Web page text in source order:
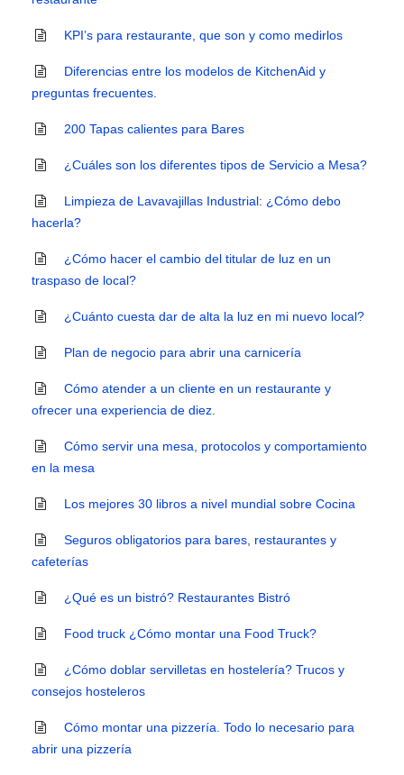
KPI’s para restaurante, que son y como medirlos
Diferencias entre los modelos de KitchenAid y
preguntas frecuentes.
200 Tapas calientes para Bares
¿Cuáles son los diferentes tipos de Servicio a Mesa?
Limpieza de Lavavajillas Industrial: ¿Cómo debo
hacerla?
¿Cómo hacer el cambio del titular de luz en un
traspaso de local?
¿Cuánto cuesta dar de alta la luz en mi nuevo local?
Plan de negocio para abrir una carnicería
Cómo atender a un cliente en un restaurante y
ofrecer una experiencia de diez.
Cómo servir una mesa, protocolos y comportamiento
en la mesa
Los mejores 30 libros a nivel mundial sobre Cocina
Seguros obligatorios para bares, restaurantes y
cafeterías
¿Qué es un bistró? Restaurantes Bistró
Food truck ¿Cómo montar una Food Truck?
¿Cómo doblar servilletas en hostelería? Trucos y
consejos hosteleros
Cómo montar una pizzería. Todo lo necesario para
abrir una pizzería